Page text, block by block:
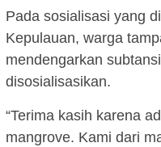
Pada sosialisasi yang
Kepulauan, warga
mendengarkan
disosialisasikan.
“Terima kasih karena
mangrove. Kami dari